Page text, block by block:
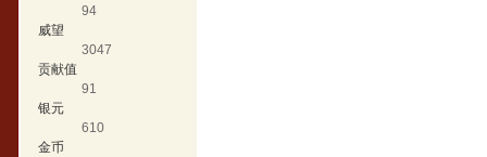
94
威望
3047
贡献值
91
银元
610
金币